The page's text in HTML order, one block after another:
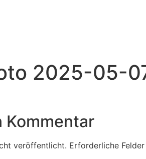
2025-05-
Kommentar
veröffentlicht. Erforderliche